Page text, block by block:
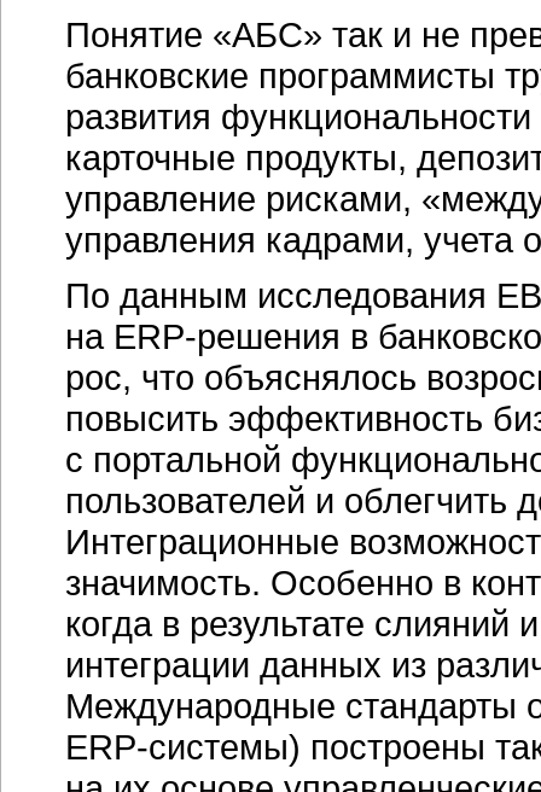
Понятие «АБС» так и не
банковские программисты
развития
карточные продукты,
управление рисками,
управления кадрами, учета
По данным исследования
на ERP-решения в
рос, что объяснялось
повысить эффективность
с портальной
пользователей и
Интеграционные
значимость. Особенно в
когда в результате
интеграции данных из
Международные стандарты
ERP-системы) построены